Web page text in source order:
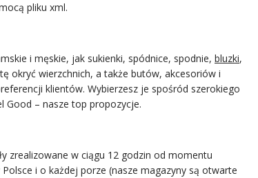
pliku xml.
i męskie, jak sukienki, spódnice, spodnie, bluzki,
okryć wierzchnich, a także butów, akcesoriów i
klientów. Wybierzesz je spośród szerokiego
Good – nasze top propozycje.
zrealizowane w ciągu 12 godzin od momentu
i o każdej porze (nasze magazyny są otwarte